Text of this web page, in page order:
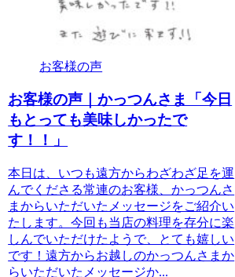
お客様の声
お客様の声｜かっつんさま「今日
もとっても美味しかったで
す！！」
本日は、いつも遠方からわざわざ足を運
んでくださる常連のお客様、かっつんさ
まからいただいたメッセージをご紹介い
たします。今回も当店の料理を存分に楽
しんでいただけたようで、とても嬉しい
です！遠方からお越しのかっつんさまか
らいただいたメッセージか...